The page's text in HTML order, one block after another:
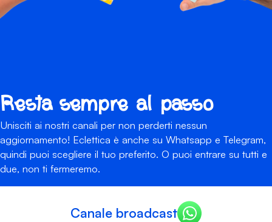
Resta sempre al passo
Unisciti ai nostri canali per non perderti nessun
aggiornamento! Eclettica è anche su Whatsapp e Telegram,
quindi puoi scegliere il tuo preferito. O puoi entrare su tutti e
due, non ti fermeremo.
Canale broadcast